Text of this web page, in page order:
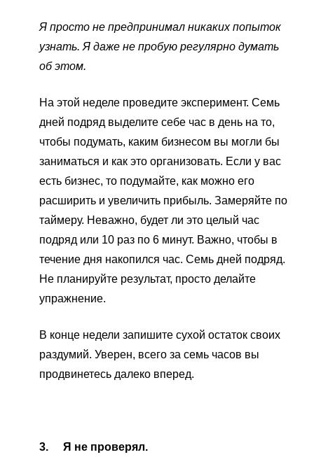
Я просто не предпринимал никаких попыток
узнать. Я даже не пробую регулярно думать
об этом.
На этой неделе проведите эксперимент. Семь
дней подряд выделите себе час в день на то,
чтобы подумать, каким бизнесом вы могли бы
заниматься и как это организовать. Если у вас
есть бизнес, то подумайте, как можно его
расширить и увеличить прибыль. Замеряйте по
таймеру. Неважно, будет ли это целый час
подряд или 10 раз по 6 минут. Важно, чтобы в
течение дня накопился час. Семь дней подряд.
Не планируйте результат, просто делайте
упражнение.
В конце недели запишите сухой остаток своих
раздумий. Уверен, всего за семь часов вы
продвинетесь далеко вперед.
3. Я не проверял.